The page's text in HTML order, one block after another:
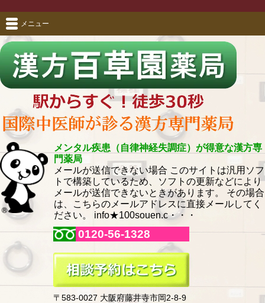
メンタル疾患（自律神経失調症）が得意な漢方専
門薬局
メールが送信できない場合 このサイトは汎用ソフ
トで構築しているため、ソフトの更新などにより
メールが送信できないときがあります。 その場合
は、こちらのメールアドレスに直接メールしてく
ださい。 info★100souen.c・・・
0120-56-1328
〒583-0027 大阪府藤井寺市岡2-8-9
メニュー